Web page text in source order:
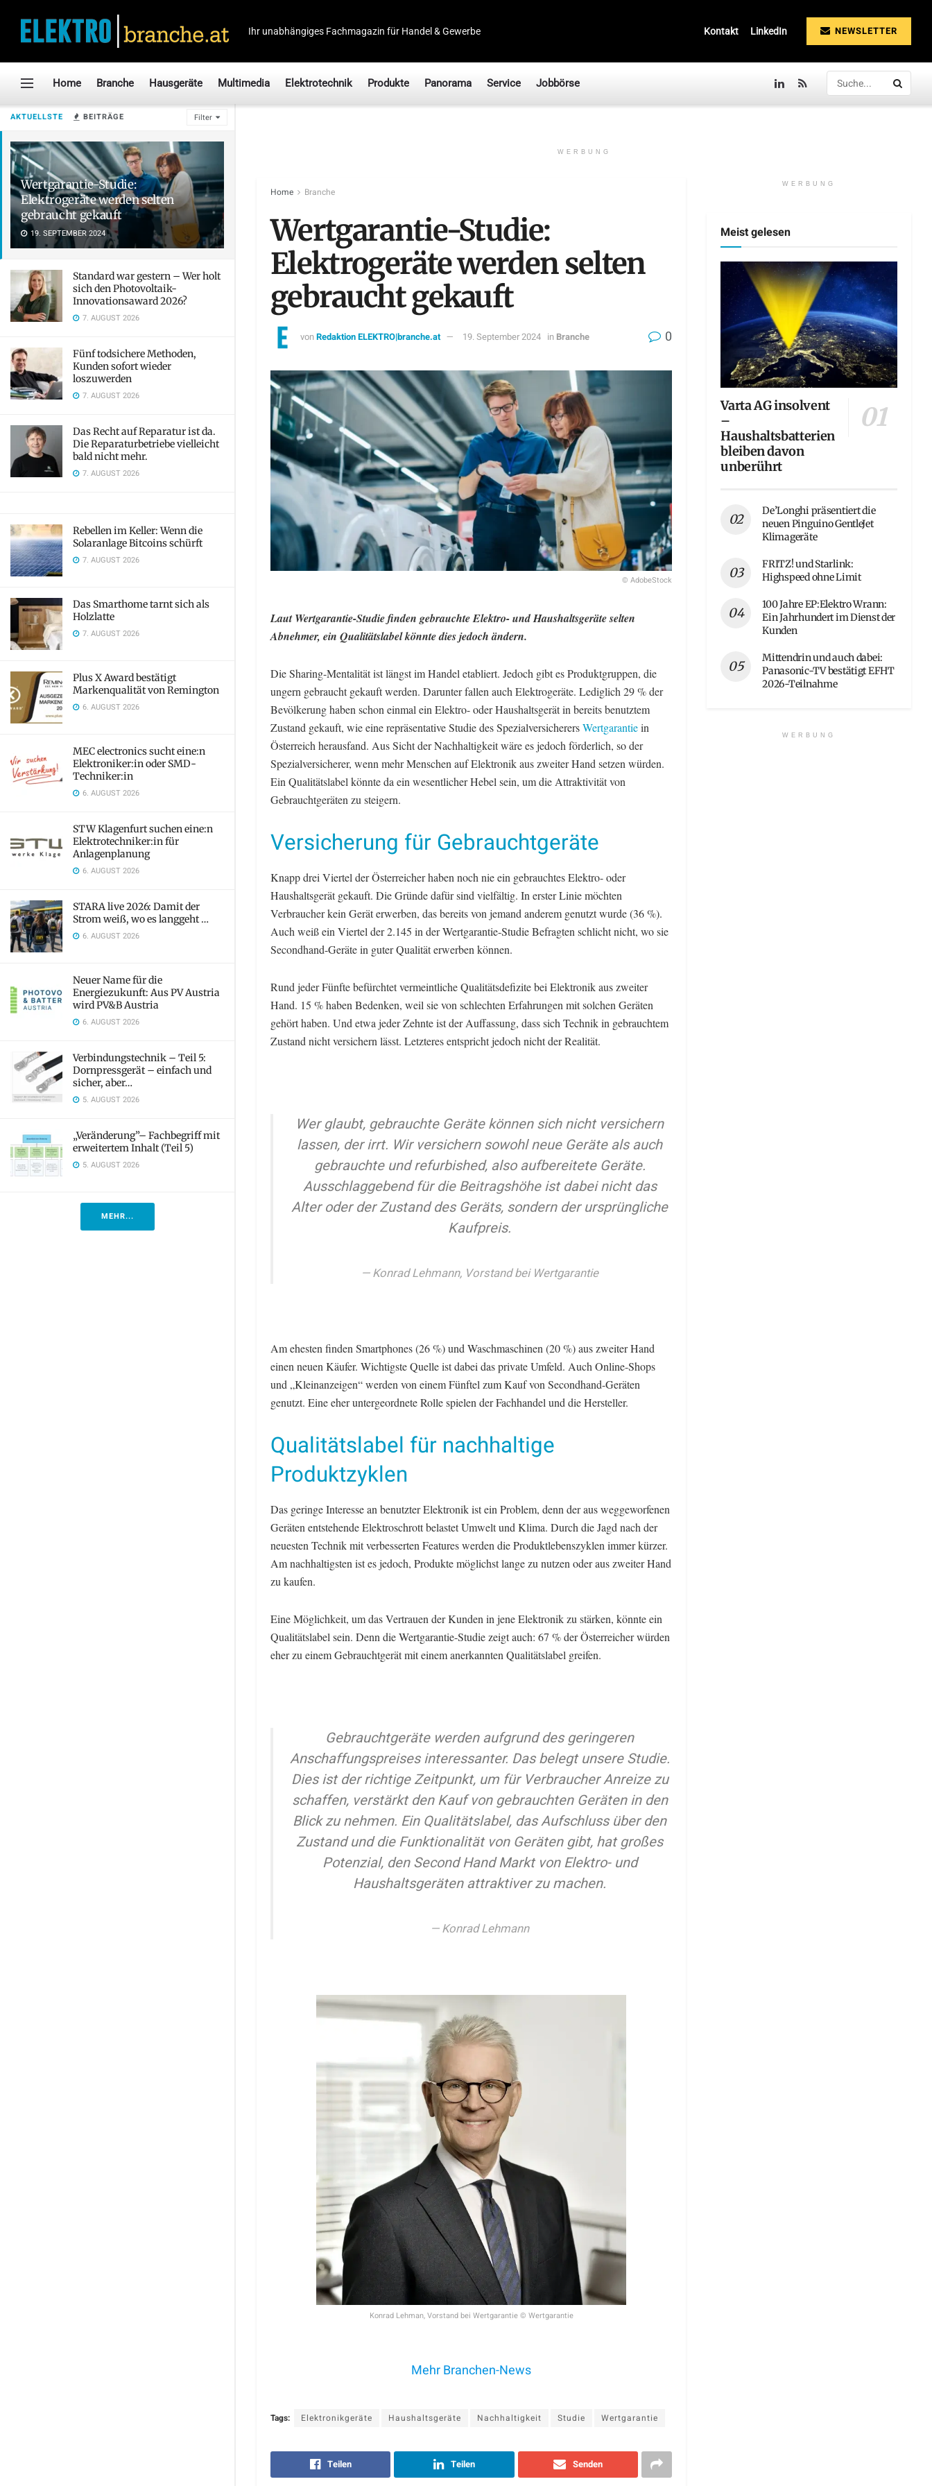
AKTUELLSTE BEITRÄGE Filter
Wertgarantie-Studie:
Elektrogeräte werden selten
gebraucht gekauft
19. SEPTEMBER 2024
Standard war gestern – Wer holt
sich den Photovoltaik-
Innovationsaward 2026?
7. AUGUST 2026
Fünf todsichere Methoden,
Kunden sofort wieder
loszuwerden
7. AUGUST 2026
Das Recht auf Reparatur ist da.
Die Reparaturbetriebe vielleicht
bald nicht mehr.
7. AUGUST 2026
Rebellen im Keller: Wenn die
Solaranlage Bitcoins schürft
7. AUGUST 2026
Das Smarthome tarnt sich als
Holzlatte
7. AUGUST 2026
Plus X Award bestätigt
Markenqualität von Remington
6. AUGUST 2026
MEC electronics sucht eine:n
Elektroniker:in oder SMD-
Techniker:in
6. AUGUST 2026
STW Klagenfurt suchen eine:n
Elektrotechniker:in für
Anlagenplanung
6. AUGUST 2026
STARA live 2026: Damit der
Strom weiß, wo es langgeht …
6. AUGUST 2026
Neuer Name für die
Energiezukunft: Aus PV Austria
wird PV&B Austria
6. AUGUST 2026
Verbindungstechnik – Teil 5:
Dornpressgerät – einfach und
sicher, aber…
5. AUGUST 2026
„Veränderung”– Fachbegriff mit
erweitertem Inhalt (Teil 5)
5. AUGUST 2026
MEHR...
Ihr unabhängiges Fachmagazin für Handel & Gewerbe Kontakt LinkedIn NEWSLETTER
Home Branche Hausgeräte Multimedia Elektrotechnik Produkte Panorama Service Jobbörse
WERBUNG
Home Branche
Wertgarantie-Studie:
Elektrogeräte werden selten
gebraucht gekauft
vonRedaktion ELEKTRO|branche.at 19. September 2024 in Branche 0
© AdobeStock
Laut Wertgarantie-Studie finden gebrauchte Elektro- und Haushaltsgeräte selten
Abnehmer, ein Qualitätslabel könnte dies jedoch ändern.
Die Sharing-Mentalität ist längst im Handel etabliert. Jedoch gibt es Produktgruppen, die
ungern gebraucht gekauft werden. Darunter fallen auch Elektrogeräte. Lediglich 29 % der
Bevölkerung haben schon einmal ein Elektro- oder Haushaltsgerät in bereits benutztem
Zustand gekauft, wie eine repräsentative Studie des SpezialversicherersWertgarantiein
Österreich herausfand. Aus Sicht der Nachhaltigkeit wäre es jedoch förderlich, so der
Spezialversicherer, wenn mehr Menschen auf Elektronik aus zweiter Hand setzen würden.
Ein Qualitätslabel könnte da ein wesentlicher Hebel sein, um die Attraktivität von
Gebrauchtgeräten zu steigern.
Versicherung für Gebrauchtgeräte
Knapp drei Viertel der Österreicher haben noch nie ein gebrauchtes Elektro- oder
Haushaltsgerät gekauft. Die Gründe dafür sind vielfältig. In erster Linie möchten
Verbraucher kein Gerät erwerben, das bereits von jemand anderem genutzt wurde (36 %).
Auch weiß ein Viertel der 2.145 in der Wertgarantie-Studie Befragten schlicht nicht, wo sie
Secondhand-Geräte in guter Qualität erwerben können.
Rund jeder Fünfte befürchtet vermeintliche Qualitätsdefizite bei Elektronik aus zweiter
Hand. 15 % haben Bedenken, weil sie von schlechten Erfahrungen mit solchen Geräten
gehört haben. Und etwa jeder Zehnte ist der Auffassung, dass sich Technik in gebrauchtem
Zustand nicht versichern lässt. Letzteres entspricht jedoch nicht der Realität.
Wer glaubt, gebrauchte Geräte können sich nicht versichern
lassen, der irrt. Wir versichern sowohl neue Geräte als auch
gebrauchte und refurbished, also aufbereitete Geräte.
Ausschlaggebend für die Beitragshöhe ist dabei nicht das
Alter oder der Zustand des Geräts, sondern der ursprüngliche
Kaufpreis.
Konrad Lehmann, Vorstand bei Wertgarantie
Am ehesten finden Smartphones (26 %) und Waschmaschinen (20 %) aus zweiter Hand
einen neuen Käufer. Wichtigste Quelle ist dabei das private Umfeld. Auch Online-Shops
und „Kleinanzeigen“ werden von einem Fünftel zum Kauf von Secondhand-Geräten
genutzt. Eine eher untergeordnete Rolle spielen der Fachhandel und die Hersteller.
Qualitätslabel für nachhaltige
Produktzyklen
Das geringe Interesse an benutzter Elektronik ist ein Problem, denn der aus weggeworfenen
Geräten entstehende Elektroschrott belastet Umwelt und Klima. Durch die Jagd nach der
neuesten Technik mit verbesserten Features werden die Produktlebenszyklen immer kürzer.
Am nachhaltigsten ist es jedoch, Produkte möglichst lange zu nutzen oder aus zweiter Hand
zu kaufen.
Eine Möglichkeit, um das Vertrauen der Kunden in jene Elektronik zu stärken, könnte ein
Qualitätslabel sein. Denn die Wertgarantie-Studie zeigt auch: 67 % der Österreicher würden
eher zu einem Gebrauchtgerät mit einem anerkannten Qualitätslabel greifen.
Gebrauchtgeräte werden aufgrund des geringeren
Anschaffungspreises interessanter. Das belegt unsere Studie.
Dies ist der richtige Zeitpunkt, um für Verbraucher Anreize zu
schaffen, verstärkt den Kauf von gebrauchten Geräten in den
Blick zu nehmen. Ein Qualitätslabel, das Aufschluss über den
Zustand und die Funktionalität von Geräten gibt, hat großes
Potenzial, den Second Hand Markt von Elektro- und
Haushaltsgeräten attraktiver zu machen.
Konrad Lehmann
Konrad Lehman, Vorstand bei Wertgarantie © Wertgarantie
Mehr Branchen-News
Tags: Elektronikgeräte Haushaltsgeräte Nachhaltigkeit Studie Wertgarantie
Teilen Teilen Senden
WERBUNG
Meist gelesen
Varta AG insolvent
–
Haushaltsbatterien
bleiben davon
unberührt
De’Longhi präsentiert die
neuen Pinguino GentleJet
Klimageräte
FRITZ! und Starlink:
Highspeed ohne Limit
100 Jahre EP:Elektro Wrann:
Ein Jahrhundert im Dienst der
Kunden
Mittendrin und auch dabei:
Panasonic-TV bestätigt EFHT
2026-Teilnahme
WERBUNG